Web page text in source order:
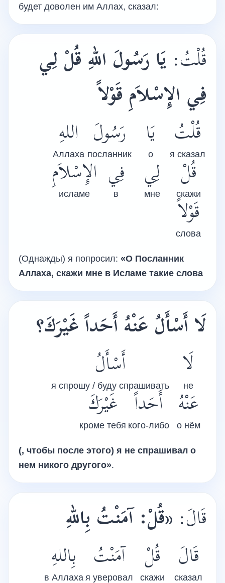
будет доволен им Аллах, сказал:
قُلْتُ: يَا رَسُولَ اللهِ قُلْ لِي
فِي الإِسْلاَمِ قَوْلاً
قُلْتُ
я сказал
يَا
о
رَسُولَ
посланник
اللهِ
Аллаха
قُلْ
скажи
لِي
мне
فِي
в
الإِسْلاَمِ
исламе
قَوْلاً
слова
(Однажды) я попросил: «О Посланник
Аллаха, скажи мне в Исламе такие слова
لَا أَسْأَلُ عَنْهُ أَحَداً غَيْرَكَ؟
لَا
не
أَسْأَلُ
я спрошу / буду спрашивать
عَنْهُ
о нём
أَحَداً
кого-либо
غَيْرَكَ
кроме тебя
(, чтобы после этого) я не спрашивал о
нем никого другого».
قَالَ: «قُلْ: آمَنْتُ بِاللهِ
قَالَ
сказал
قُلْ
скажи
آمَنْتُ
я уверовал
بِاللهِ
в Аллаха